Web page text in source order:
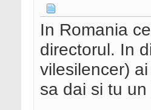
In Romania
directorul. In
vilesilencer)
sa dai si tu